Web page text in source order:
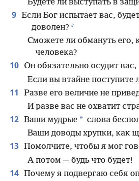
Будете ли выступать в
9 Если Бог испытает вас,
доволен? г
Сможете ли обмануть его,
человека?
10 Он обязательно осудит вас,
Если вы втайне поступите
11
Разве его величие не
И разве вас не охватит
12 Ваши мудрые * слова
Ваши доводы хрупки, как
13 Помолчите, чтобы я мог
А потом — будь что будет!
14 Почему я подвергаю себя